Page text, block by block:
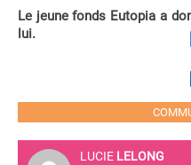
Le jeune fonds Eutopia a
lui.
LUCIE LELONG